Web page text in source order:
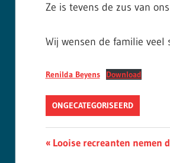
Ze is tevens de zus van
Wij wensen de familie
Renilda Beyens Download
ONGECATEGORISEERD
Berichtnavigatie
Previous
Looise recreanten nemen